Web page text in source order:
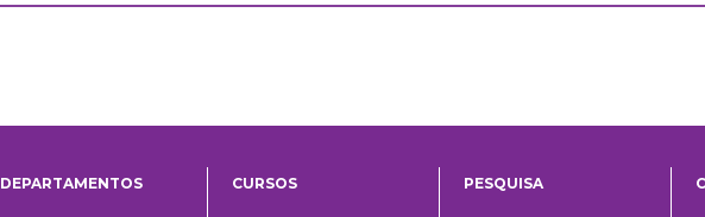
DEPARTAMENTOS CURSOS PESQUISA